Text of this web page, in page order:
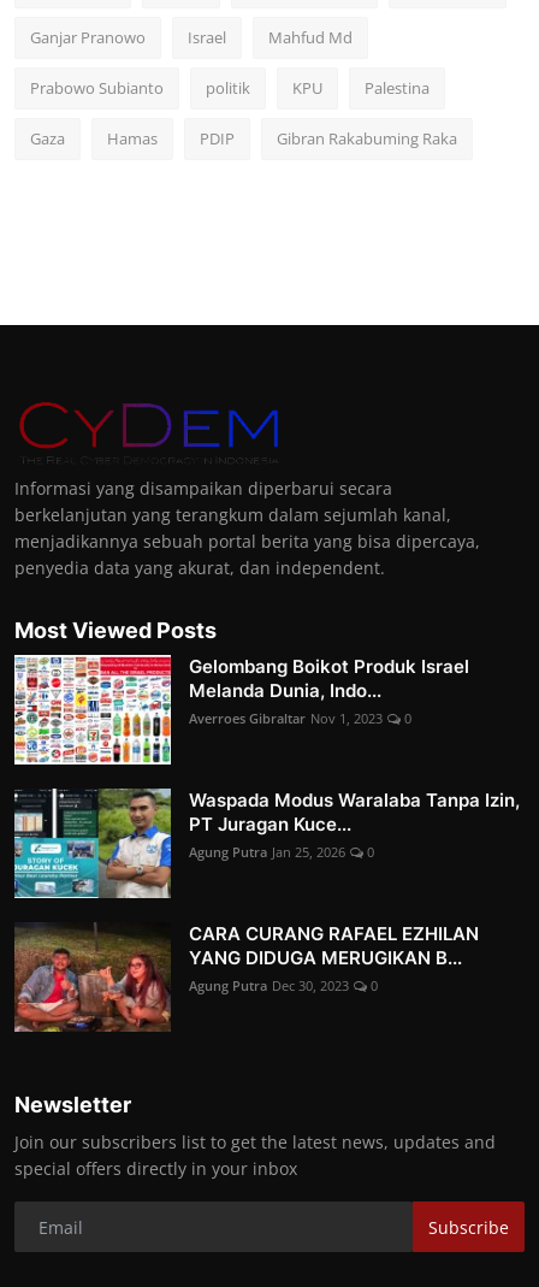
Ganjar Pranowo Israel Mahfud Md
Prabowo Subianto politik KPU Palestina
Gaza Hamas PDIP Gibran Rakabuming Raka
Informasi yang disampaikan diperbarui secara
berkelanjutan yang terangkum dalam sejumlah kanal,
menjadikannya sebuah portal berita yang bisa dipercaya,
penyedia data yang akurat, dan independent.
Most Viewed Posts
Gelombang Boikot Produk Israel
Melanda Dunia, Indo...
Averroes Gibraltar Nov 1, 2023 0
Waspada Modus Waralaba Tanpa Izin,
PT Juragan Kuce...
Agung Putra Jan 25, 2026 0
CARA CURANG RAFAEL EZHILAN
YANG DIDUGA MERUGIKAN B...
Agung Putra Dec 30, 2023 0
Newsletter
Join our subscribers list to get the latest news, updates and
special offers directly in your inbox
Subscribe